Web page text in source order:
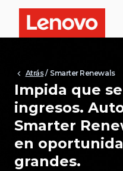
Atrás/ Smarter Renewals
Impida que
ingresos.
Smarter
en
grandes.